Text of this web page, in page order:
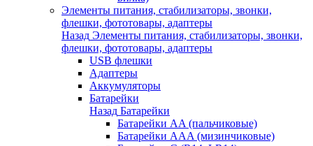
Элементы питания, стабилизаторы, звонки,
флешки, фототовары, адаптеры
Назад Элементы питания, стабилизаторы, звонки,
флешки, фототовары, адаптеры
USB флешки
Адаптеры
Аккумуляторы
Батарейки
Назад Батарейки
Батарейки AA (пальчиковые)
Батарейки AAA (мизинчиковые)